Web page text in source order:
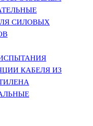
СИЛОВЫХ
КАБЕЛЯ ИЗ